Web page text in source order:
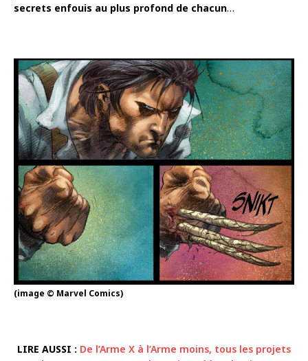
secrets enfouis au plus profond de chacun…
(image © Marvel Comics)
LIRE AUSSI : De l’Arme X à l’Arme moins, tous les projets